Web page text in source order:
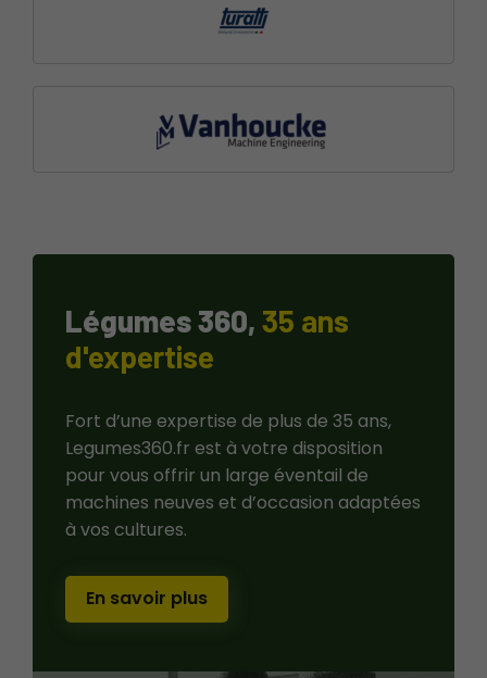
Légumes 360, 35 ans
d'expertise
Fort d’une expertise de plus de 35 ans,
Legumes360.fr est à votre disposition
pour vous offrir un large éventail de
machines neuves et d’occasion adaptées
à vos cultures.
En savoir plus